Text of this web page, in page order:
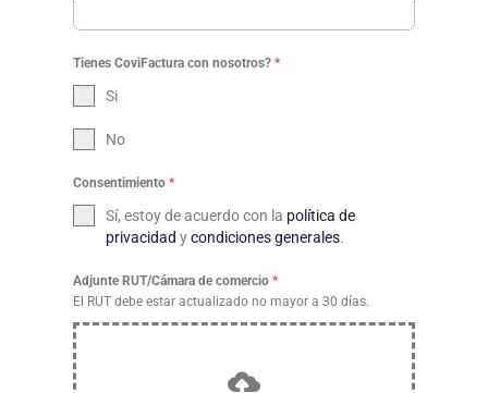
Tienes CoviFactura con nosotros? *
Si
No
Consentimiento *
Sí, estoy de acuerdo con la política de
privacidad ycondiciones generales.
Adjunte RUT/Cámara de comercio *
El RUT debe estar actualizado no mayor a 30 días.